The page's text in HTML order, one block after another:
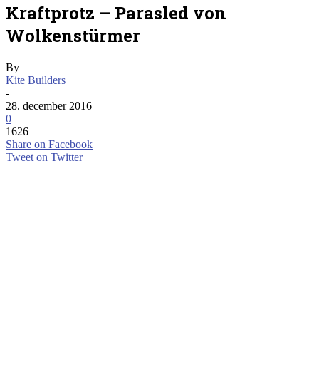
Kraftprotz – Parasled von
Wolkenstürmer
By
Kite Builders
-
28. december 2016
0
1626
Share on Facebook
Tweet on Twitter